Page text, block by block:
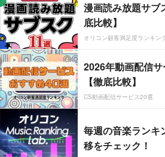
漫画読み放題サブ
底比較】
オリコン顧客満足度ランキン
2026年動画配信
【徹底比較】
CS動画配信サービス20選
毎週の音楽ランキ
移をチェック！